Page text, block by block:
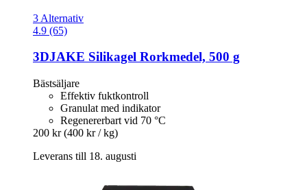
3 Alternativ
4.9 (65)
3DJAKE Silikagel Rorkmedel, 500 g
Bästsäljare
Effektiv fuktkontroll
Granulat med indikator
Regenererbart vid 70 °C
200 kr (400 kr / kg)
Leverans till 18. augusti